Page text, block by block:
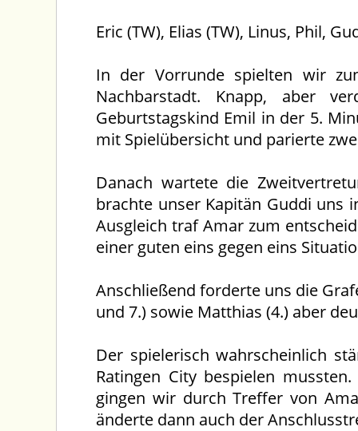
Eric (TW), Elias (TW), Linus, Phil,
In der Vorrunde spielten wir
Nachbarstadt. Knapp, aber
Geburtstagskind Emil in der 5.
mit Spielübersicht und parierte
Danach wartete die
brachte unser Kapitän Guddi uns
Ausgleich traf Amar zum
einer guten eins gegen eins
Anschließend forderte uns die
und 7.) sowie Matthias (4.) aber
Der spielerisch wahrscheinlich
Ratingen City bespielen
gingen wir durch Treffer von
änderte dann auch der